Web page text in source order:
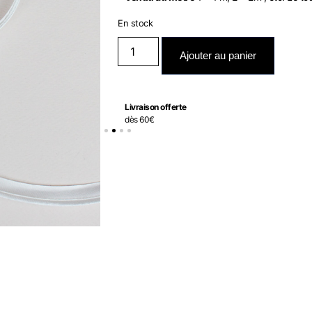
En stock
Ajouter au panier
Livraison offerte
dès 60€